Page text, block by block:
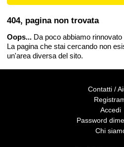
404, pagina non trovata
Oops... Da poco abbiamo
La pagina che stai cercando non
un'area diversa del sito.
Contatti /
Accedi
Password
Chi